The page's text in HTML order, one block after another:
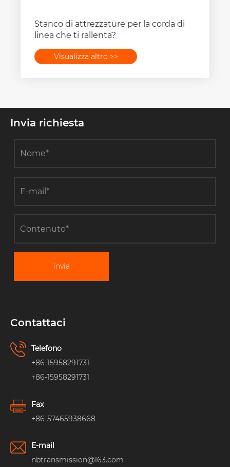
Stanco di attrezzature per la corda di
linea che ti rallenta?
Visualizza altro >>
Invia richiesta
invia
Contattaci
Telefono
+86-15958291731
+86-15958291731
Fax
+86-57465938668
E-mail
nbtransmission@163.com